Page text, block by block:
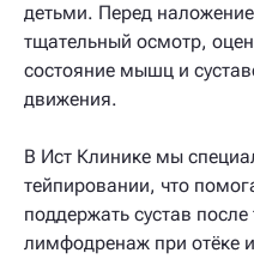
детьми. Перед
тщательный осмотр,
состояние мышц и
движения.
В Ист Клинике мы
тейпировании, что
поддержать сустав
лимфодренаж при отёке